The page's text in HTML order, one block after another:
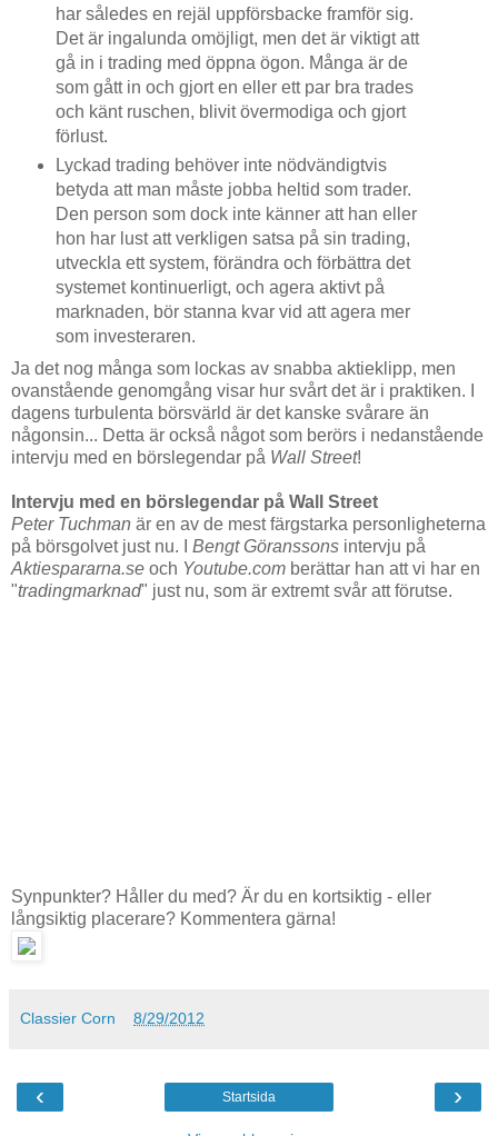
har således en rejäl uppförsbacke framför sig.
Det är ingalunda omöjligt, men det är viktigt att
gå in i trading med öppna ögon. Många är de
som gått in och gjort en eller ett par bra trades
och känt ruschen, blivit övermodiga och gjort
förlust.
Lyckad trading behöver inte nödvändigtvis
betyda att man måste jobba heltid som trader.
Den person som dock inte känner att han eller
hon har lust att verkligen satsa på sin trading,
utveckla ett system, förändra och förbättra det
systemet kontinuerligt, och agera aktivt på
marknaden, bör stanna kvar vid att agera mer
som investeraren.
Ja det nog många som lockas av snabba aktieklipp, men
ovanstående genomgång visar hur svårt det är i praktiken. I
dagens turbulenta börsvärld är det kanske svårare än
någonsin... Detta är också något som berörs i nedanstående
intervju med en börslegendar på Wall Street!
Intervju med en börslegendar på Wall Street
Peter Tuchman är en av de mest färgstarka personligheterna
på börsgolvet just nu. I Bengt Göranssons intervju på
Aktiespararna.se och Youtube.com berättar han att vi har en
"tradingmarknad" just nu, som är extremt svår att förutse.
Synpunkter? Håller du med? Är du en kortsiktig - eller
långsiktig placerare? Kommentera gärna!
Classier Corn 8/29/2012
‹ ›
Startsida